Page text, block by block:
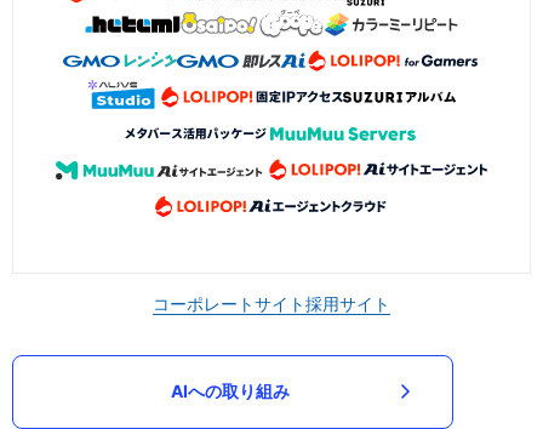
コーポレートサイト採用サイト
AIへの取り組み